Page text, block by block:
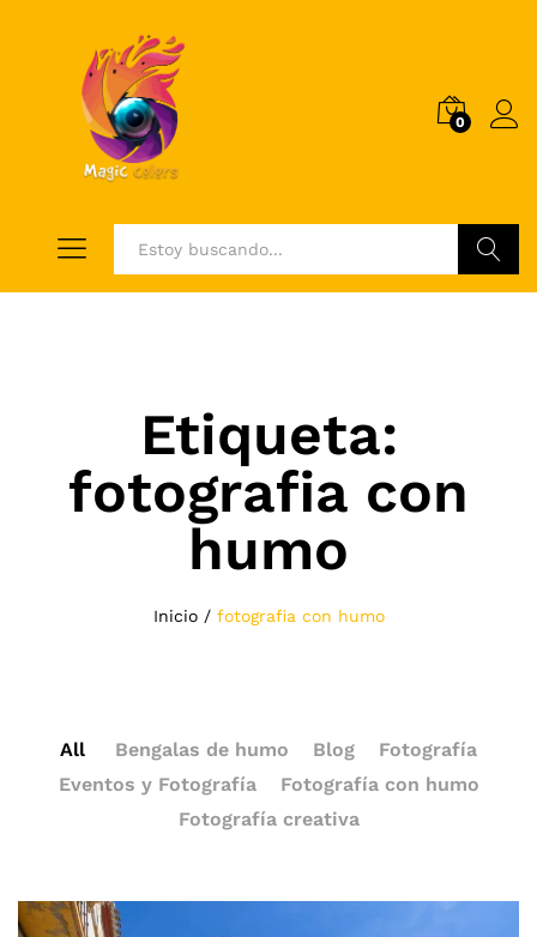
0
Etiqueta:
fotografia con
humo
Inicio / fotografia con humo
All Bengalas de humo Blog
Fotografía
Eventos y Fotografía
Fotografía con humo
Fotografía creativa